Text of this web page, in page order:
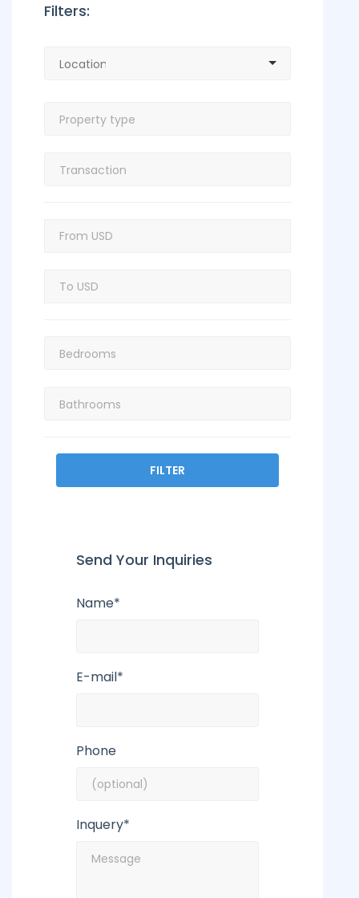
Filters:
FILTER
Send Your Inquiries
Name*
E-mail*
Phone
Inquery*